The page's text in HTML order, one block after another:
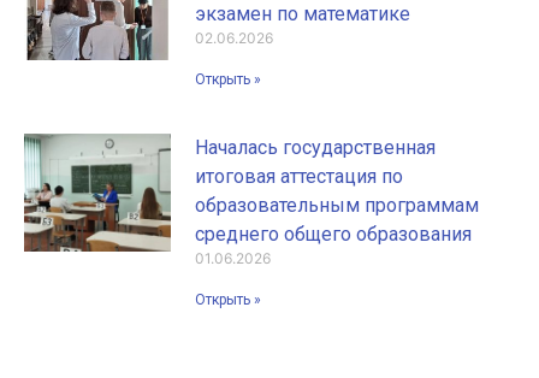
экзамен по математике
02.06.2026
Открыть »
Началась государственная
итоговая аттестация по
образовательным программам
среднего общего образования
01.06.2026
Открыть »